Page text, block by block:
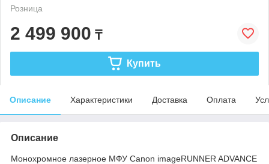
Розница
2 499 900 ₸
Купить
Описание Характеристики Доставка Оплата
Описание
Монохромное лазерное МФУ Canon imageRUNNER ADVANCE